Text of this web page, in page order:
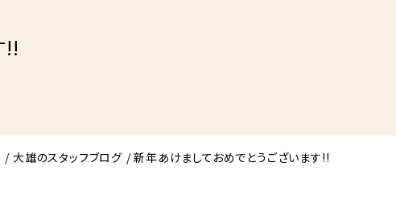
!!
大雄のスタッフブログ 新年あけましておめでとうございます!!